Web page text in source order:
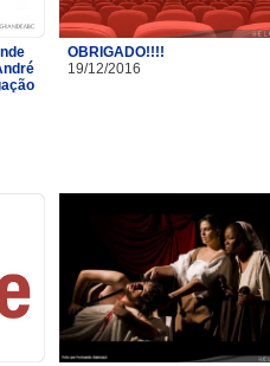
OBRIGADO!!!!
19/12/2016